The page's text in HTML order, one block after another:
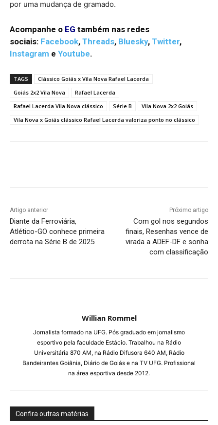
por uma mudança de gramado.
Acompanhe o EG também nas redes
sociais: Facebook, Threads, Bluesky, Twitter,
Instagram e Youtube.
TAGS
Clássico Goiás x Vila Nova Rafael Lacerda
Goiás 2x2 Vila Nova
Rafael Lacerda
Rafael Lacerda Vila Nova clássico
Série B
Vila Nova 2x2 Goiás
Vila Nova x Goiás clássico Rafael Lacerda valoriza ponto no clássico
Artigo anterior
Diante da Ferroviária,
Atlético-GO conhece primeira
derrota na Série B de 2025
Próximo artigo
Com gol nos segundos
finais, Resenhas vence de
virada a ADEF-DF e sonha
com classificação
Willian Rommel
Jornalista formado na UFG. Pós graduado em jornalismo
esportivo pela faculdade Estácio. Trabalhou na Rádio
Universitária 870 AM, na Rádio Difusora 640 AM, Rádio
Bandeirantes Goiânia, Diário de Goiás e na TV UFG. Profissional
na área esportiva desde 2012.
Confira outras matérias